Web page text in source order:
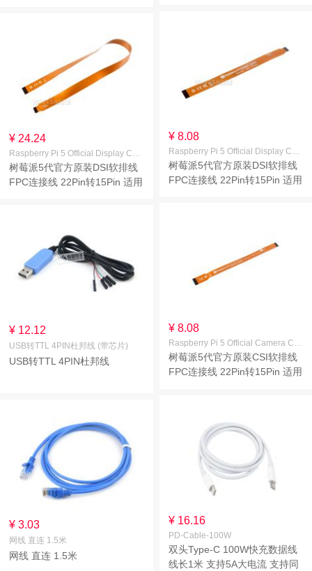
¥ 8.08
树莓派5代官方原装DSI软排线
FPC连接线 22Pin转15Pin 适用
¥ 24.24
树莓派5代官方原装DSI软排线
FPC连接线 22Pin转15Pin 适用
¥ 8.08
Raspberry Pi 5 Official Camera Cable 200mm
树莓派5代官方原装CSI软排线
FPC连接线 22Pin转15Pin 适用
¥ 12.12
USB转TTL 4PIN杜邦线 (带芯片)
USB转TTL 4PIN杜邦线
¥ 16.16
PD-Cable-100W
双头Type-C 100W快充数据线
线长1米 支持5A大电流 支持同
¥ 3.03
网线 直连 1.5米
网线 直连 1.5米